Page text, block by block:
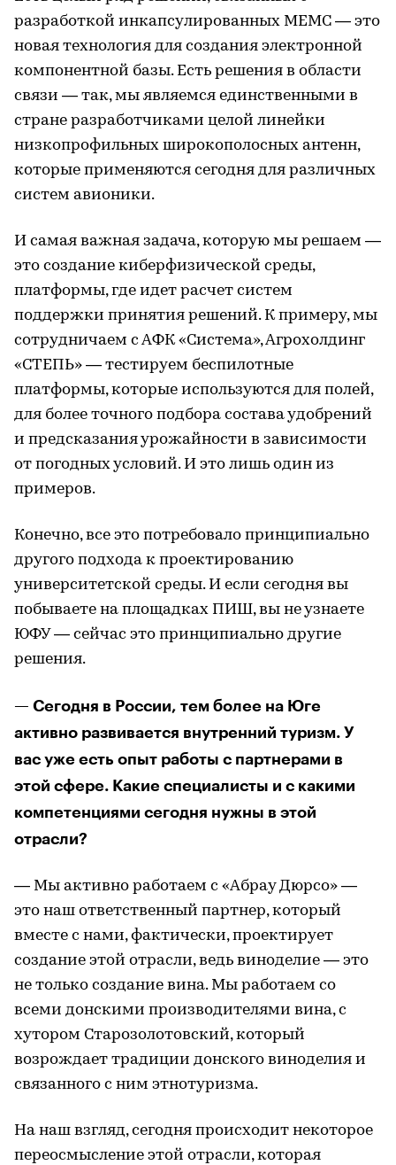
разработкой инкапсулированных МЕМС — это
новая технология для создания электронной
компонентной базы. Есть решения в области
связи — так, мы являемся единственными в
стране разработчиками целой линейки
низкопрофильных широкополосных антенн,
которые применяются сегодня для различных
систем авионики.
И самая важная задача, которую мы решаем —
это создание киберфизической среды,
платформы, где идет расчет систем
поддержки принятия решений. К примеру, мы
сотрудничаем с АФК «Система», Агрохолдинг
«СТЕПЬ» — тестируем беспилотные
платформы, которые используются для полей,
для более точного подбора состава удобрений
и предсказания урожайности в зависимости
от погодных условий. И это лишь один из
примеров.
Конечно, все это потребовало принципиально
другого подхода к проектированию
университетской среды. И если сегодня вы
побываете на площадках ПИШ, вы не узнаете
ЮФУ — сейчас это принципиально другие
решения.
— Сегодня в России, тем более на Юге
активно развивается внутренний туризм. У
вас уже есть опыт работы с партнерами в
этой сфере. Какие специалисты и с какими
компетенциями сегодня нужны в этой
отрасли?
— Мы активно работаем с «Абрау Дюрсо» —
это наш ответственный партнер, который
вместе с нами, фактически, проектирует
создание этой отрасли, ведь виноделие — это
не только создание вина. Мы работаем со
всеми донскими производителями вина, с
хутором Старозолотовский, который
возрождает традиции донского виноделия и
связанного с ним этнотуризма.
На наш взгляд, сегодня происходит некоторое
переосмысление этой отрасли, которая